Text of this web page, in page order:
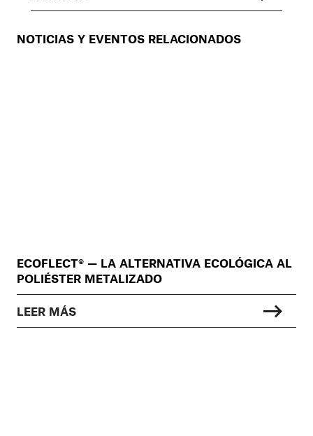
NOTICIAS Y EVENTOS RELACIONADOS
ECOFLECT® — LA ALTERNATIVA ECOLÓGICA AL
POLIÉSTER METALIZADO
LEER MÁS